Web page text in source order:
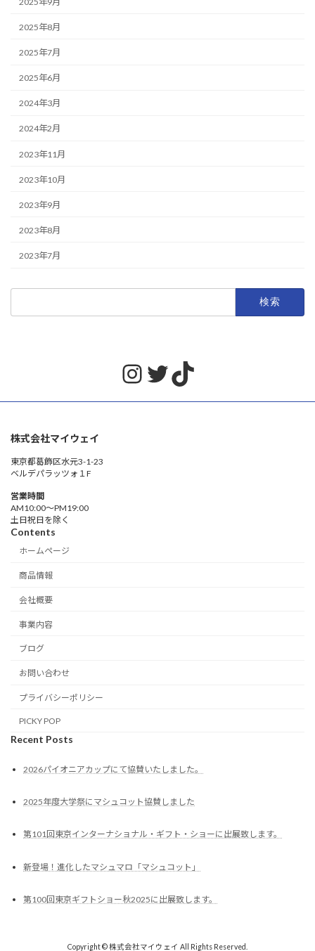
2025年8月
2025年7月
2025年6月
2024年3月
2024年2月
2023年11月
2023年10月
2023年9月
2023年8月
2023年7月
Instagram
Twitter
TikTok
株式会社マイウェイ
東京都葛飾区水元3-1-23
ベルデパラッツォ１F
営業時間
AM10:00〜PM19:00
土日祝日を除く
Contents
ホームページ
商品情報
会社概要
事業内容
ブログ
お問い合わせ
プライバシーポリシー
PICKY POP
Recent Posts
2026パイオニアカップにて協賛いたしました。
2025年度大学祭にマシュコット協賛しました
第101回東京インターナショナル・ギフト・ショーに出展致します。
新登場！進化したマシュマロ「マシュコット」
第100回東京ギフトショー秋2025に出展致します。
Copyright © 株式会社マイウェイ All Rights Reserved.